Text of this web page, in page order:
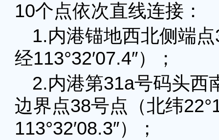
10个点依次直线连接：
1.内港锚地西北侧端点
经113°32′07.4″）；
2.内港第31a号码头西
边界点38号点（北纬
113°32′08.3″）；